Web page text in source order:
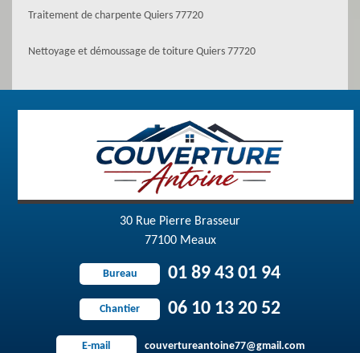
Traitement de charpente Quiers 77720
Nettoyage et démoussage de toiture Quiers 77720
30 Rue Pierre Brasseur
77100 Meaux
Bureau 01 89 43 01 94
Chantier 06 10 13 20 52
E-mail couvertureantoine77@gmail.com